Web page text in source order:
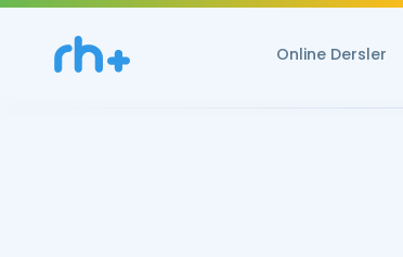
Online Dersler